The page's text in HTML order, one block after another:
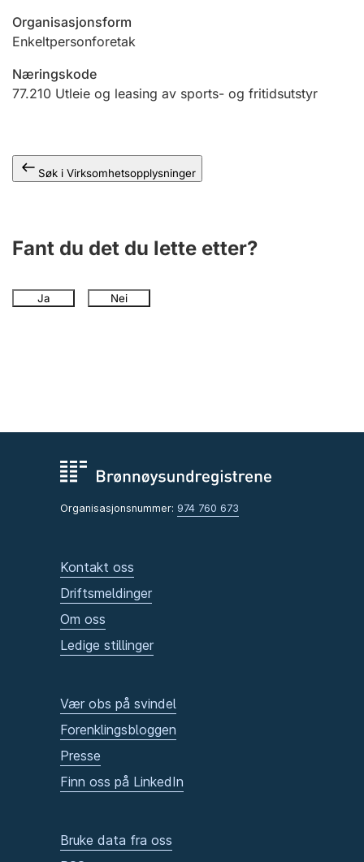
Ektepaktveileder
Offentlig sektor
Organisasjonsform
Enkeltpersonforetak
Næringskode
77.210 Utleie og leasing av sports- og fritidsutstyr
Søk i Virksomhetsopplysninger
Fant du det du lette etter?
Ja Nei
Organisasjonsnummer: 974 760 673
Kontakt oss
Driftsmeldinger
Om oss
Ledige stillinger
Vær obs på svindel
Forenklingsbloggen
Presse
Finn oss på LinkedIn
Bruke data fra oss